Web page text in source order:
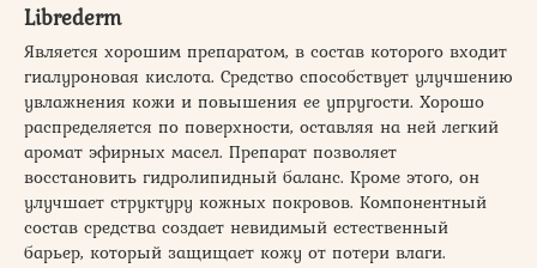
Librederm
Является хорошим препаратом, в состав которого входит
гиалуроновая кислота. Средство способствует улучшению
увлажнения кожи и повышения ее упругости. Хорошо
распределяется по поверхности, оставляя на ней легкий
аромат эфирных масел. Препарат позволяет
восстановить гидролипидный баланс. Кроме этого, он
улучшает структуру кожных покровов. Компонентный
состав средства создает невидимый естественный
барьер, который защищает кожу от потери влаги.